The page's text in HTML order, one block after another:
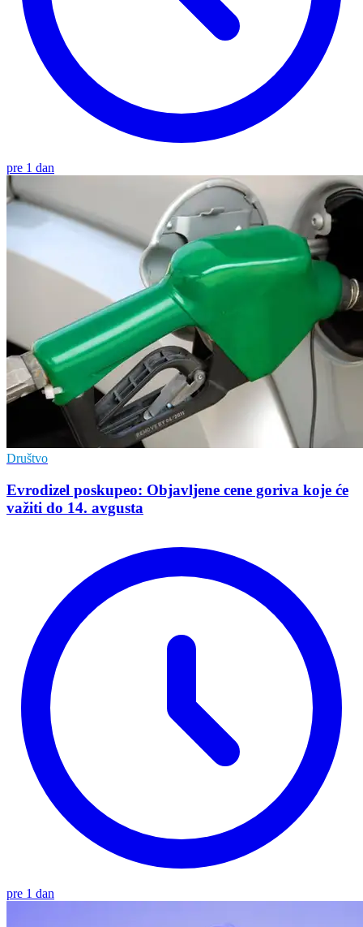
pre 1 dan
Društvo
Evrodizel poskupeo: Objavljene cene goriva koje će
važiti do 14. avgusta
pre 1 dan